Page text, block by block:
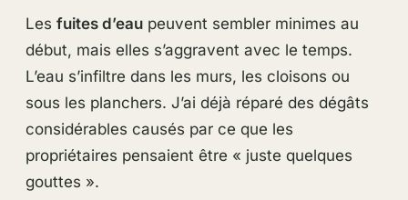
Les fuites d’eaupeuvent sembler minimes au
début, mais elles s’aggravent avec le temps.
L’eau s’infiltre dans les murs, les cloisons ou
sous les planchers. J’ai déjà réparé des dégâts
considérables causés par ce que les
propriétaires pensaient être « juste quelques
gouttes ».